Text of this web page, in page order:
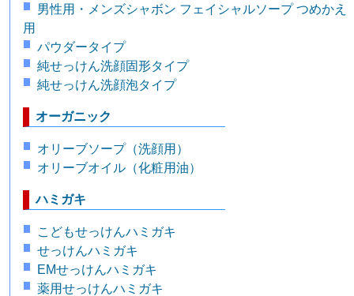
男性用・メンズシャボン フェイシャルソープ つめかえ
用
パウダータイプ
純せっけん洗顔固形タイプ
純せっけん洗顔泡タイプ
オーガニック
オリーブソープ（洗顔用）
オリーブオイル（化粧用油）
ハミガキ
こどもせっけんハミガキ
せっけんハミガキ
EMせっけんハミガキ
薬用せっけんハミガキ